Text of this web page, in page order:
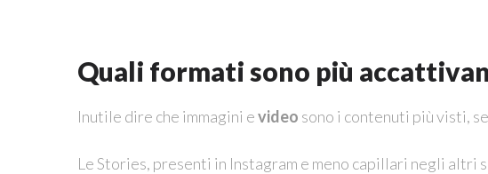
Quali formati sono più
Inutile dire che immagini evideo sono i contenuti più visti,
Le Stories, presenti in Instagram e meno capillari negli altri